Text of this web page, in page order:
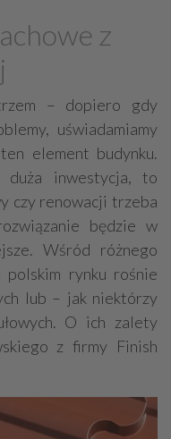
szalunki kartonowe
granitowa
Systemy kominowe
Szkło
System barw
z
– dopiero gdy
uświadamiamy
element budynku.
duża inwestycja, to
czy renowacji trzeba
będzie w
Wśród różnego
polskim rynku rośnie
lub – jak niektórzy
O ich zalety
z firmy Finish